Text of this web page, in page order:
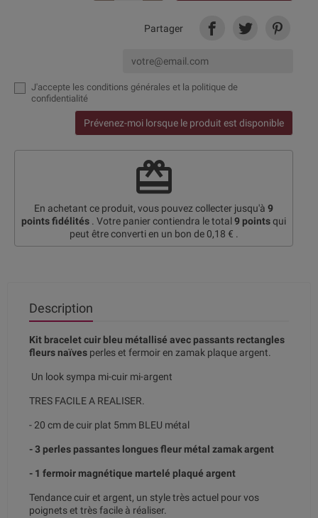
Partager
J'accepte les conditions générales et la politique de
confidentialité
Prévenez-moi lorsque le produit est disponible
redeem
En achetant ce produit, vous pouvez collecter jusqu'à 9
points fidélités . Votre panier contiendra le total 9 pointsqui
peut être converti en un bon de 0,18 € .
Description
Kit bracelet cuir bleu métallisé avec passants rectangles
fleurs naïves perles et fermoir en zamak plaque argent.
Un look sympa mi-cuir mi-argent
TRES FACILE A REALISER.
- 20 cm de cuir plat 5mm BLEU métal
- 3 perles passantes longues fleur métal zamak argent
- 1 fermoir magnétique martelé plaqué argent
Tendance cuir et argent, un style très actuel pour vos
poignets et très facile à réaliser.